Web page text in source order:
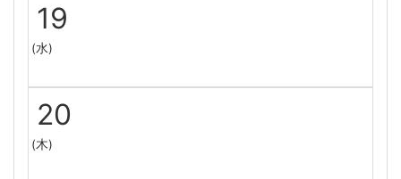
19
(水)
20
(木)